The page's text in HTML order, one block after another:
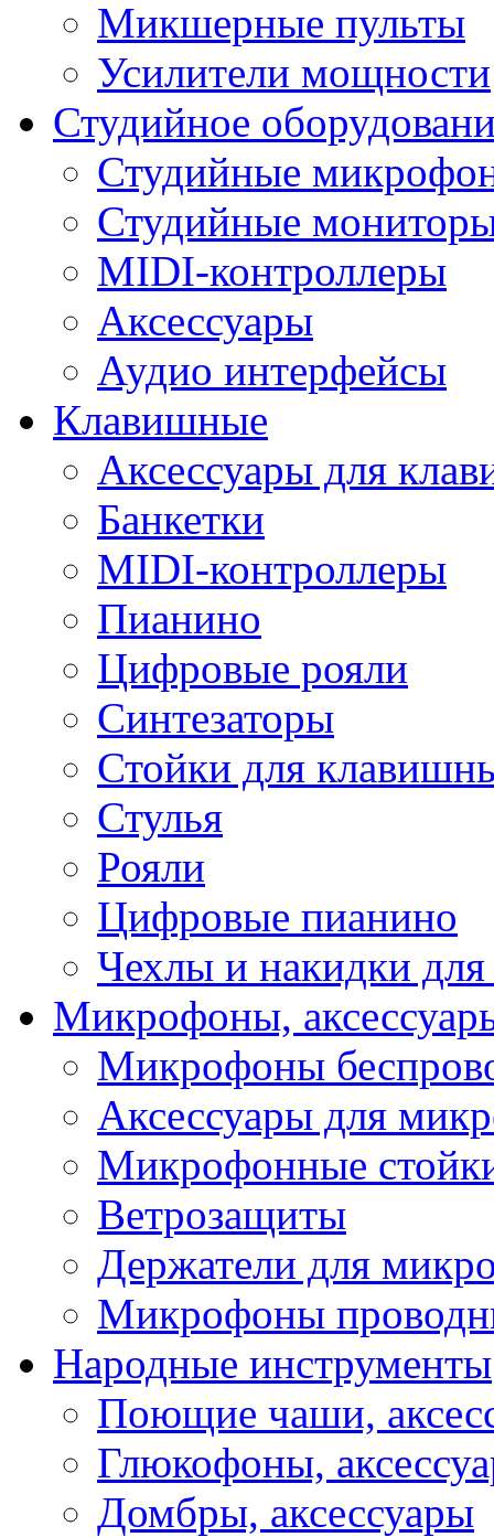
Микшерные пульты
Усилители мощности
Студийное
Студийные
Студийные
MIDI-контроллеры
Аксессуары
Аудио интерфейсы
Клавишные
Аксессуары для
Банкетки
MIDI-контроллеры
Пианино
Цифровые рояли
Синтезаторы
Стойки для
Стулья
Рояли
Цифровые пианино
Чехлы и накидки
Микрофоны,
Микрофоны
Аксессуары для
Микрофонные
Ветрозащиты
Держатели для
Микрофоны
Народные инструменты
Поющие чаши,
Глюкофоны,
Домбры, аксессуары